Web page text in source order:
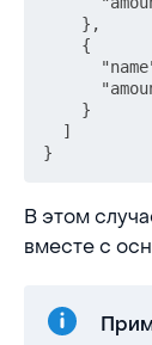
} ,
{
}
]
}
В этом
вместе с